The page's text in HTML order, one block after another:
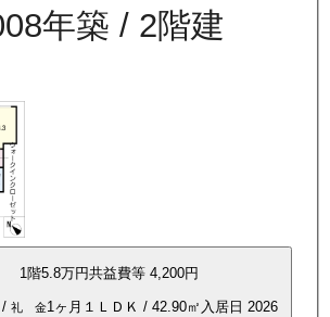
年築 / 2階建
1 階5.8万円共益費等 4,200円
礼 金1ヶ月 １ＬＤＫ / 42.90㎡ 入居日 2026